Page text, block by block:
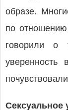
образе.
по
говорили о
Сексуальное